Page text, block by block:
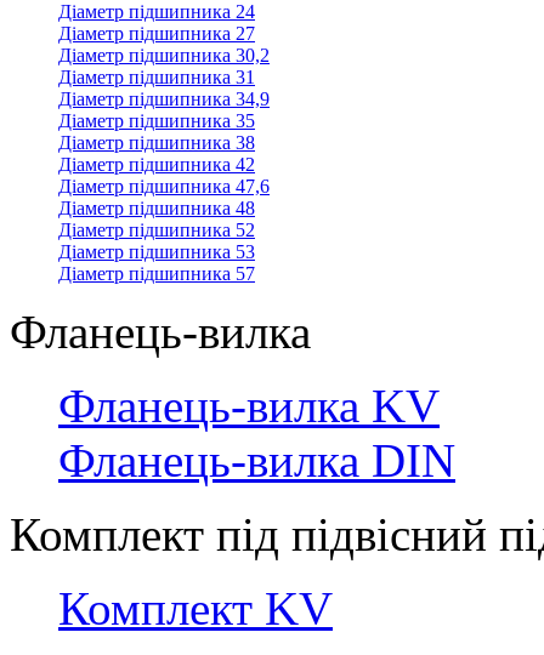
Діаметр підшипника 24
Діаметр підшипника 27
Діаметр підшипника 30,2
Діаметр підшипника 31
Діаметр підшипника 34,9
Діаметр підшипника 35
Діаметр підшипника 38
Діаметр підшипника 42
Діаметр підшипника 47,6
Діаметр підшипника 48
Діаметр підшипника 52
Діаметр підшипника 53
Діаметр підшипника 57
Фланець-вилка
Фланець-вилка KV
Фланець-вилка DIN
Комплект під підвісний
Комплект KV